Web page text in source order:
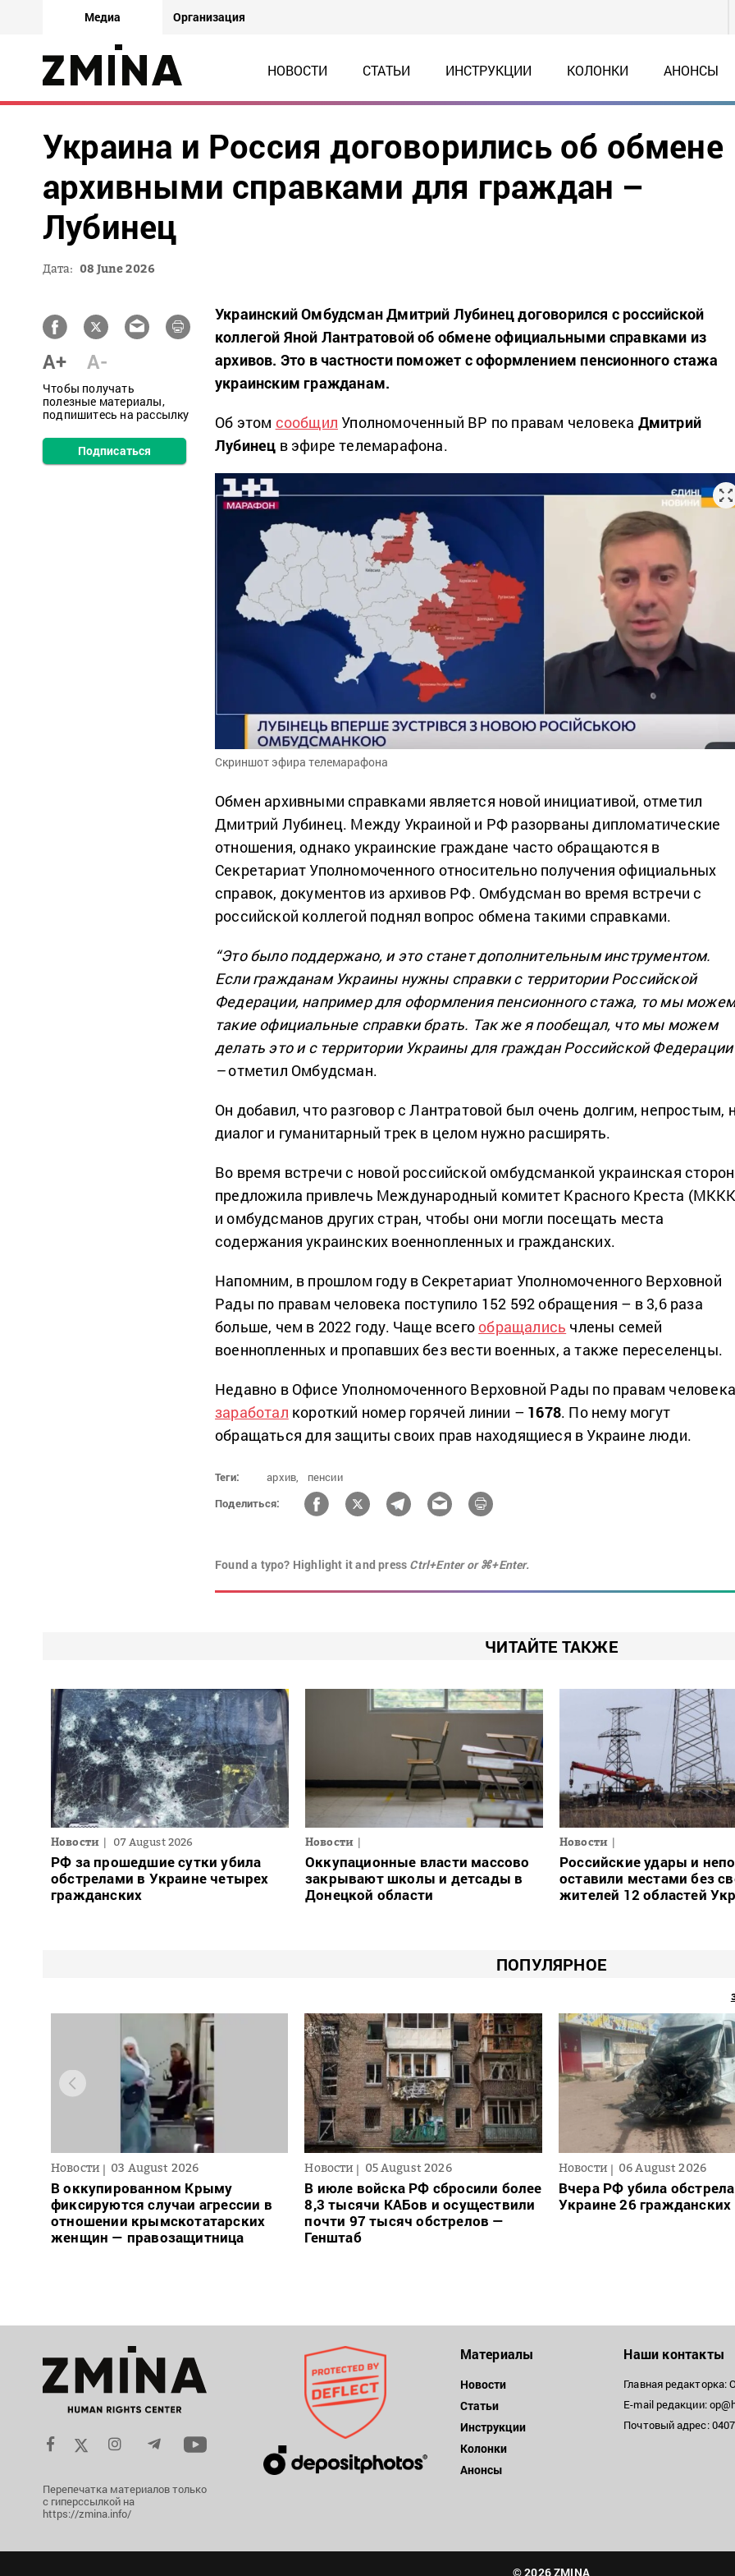
Медиа Организация
НОВОСТИ СТАТЬИ ИНСТРУКЦИИ КОЛОНКИ АНОНСЫ
Украина и Россия договорились об обмене
архивными справками для граждан –
Лубинец
Дата: 08 June 2026
A+ A-
Чтобы получать
полезные материалы,
подпишитесь на рассылку
Подписаться
Украинский Омбудсман Дмитрий Лубинец договорился с российской
коллегой Яной Лантратовой об обмене официальными справками из
архивов. Это в частности поможет с оформлением пенсионного стажа
украинским гражданам.
Об этом сообщил Уполномоченный ВР по правам человека Дмитрий
Лубинец в эфире телемарафона.
Скриншот эфира телемарафона
Обмен архивными справками является новой инициативой, отметил
Дмитрий Лубинец. Между Украиной и РФ разорваны дипломатические
отношения, однако украинские граждане часто обращаются в
Секретариат Уполномоченного относительно получения официальных
справок, документов из архивов РФ. Омбудсман во время встречи с
российской коллегой поднял вопрос обмена такими справками.
“Это было поддержано, и это станет дополнительным инструментом.
Если гражданам Украины нужны справки с территории Российской
Федерации, например для оформления пенсионного стажа, то мы
такие официальные справки брать. Так же я пообещал, что мы можем
делать это и с территории Украины для граждан Российской
–отметил Омбудсман.
Он добавил, что разговор с Лантратовой был очень долгим, непростым,
диалог и гуманитарный трек в целом нужно расширять.
Во время встречи с новой российской омбудсманкой украинская
предложила привлечь Международный комитет Красного Креста
и омбудсманов других стран, чтобы они могли посещать места
содержания украинских военнопленных и гражданских.
Напомним, в прошлом году в Секретариат Уполномоченного Верховной
Рады по правам человека поступило 152 592 обращения – в 3,6 раза
больше, чем в 2022 году. Чаще всего обращались члены семей
военнопленных и пропавших без вести военных, а также переселенцы.
Недавно в Офисе Уполномоченного Верховной Рады по правам
заработал короткий номер горячей линии – 1678. По нему могут
обращаться для защиты своих прав находящиеся в Украине люди.
Теги: архив,
пенсии
Поделиться:
Found a typo? Highlight it and press Ctrl+Enter or ⌘+Enter.
ЧИТАЙТЕ ТАКЖЕ
Новости 07 August 2026
РФ за прошедшие сутки убила
обстрелами в Украине четырех
гражданских
Новости
Оккупационные власти массово
закрывают школы и детсады в
Донецкой области
Новости
Российские удары и
оставили местами без
жителей 12 областей
ПОПУЛЯРНОЕ
Новости 03 August 2026
В оккупированном Крыму
фиксируются случаи агрессии в
отношении крымскотатарских
женщин — правозащитница
Новости 05 August 2026
В июле войска РФ сбросили более
8,3 тысячи КАБов и осуществили
почти 97 тысяч обстрелов —
Генштаб
Новости 06 August 2026
Вчера РФ убила
Украине 26 гражданских
Перепечатка материалов только
с гиперссылкой на
https://zmina.info/
Материалы
Новости
Статьи
Инструкции
Колонки
Анонсы
Наши контакты
Главная редакторка:
E-mail редакции:
Почтовый адрес:
© 2026 ZMINA